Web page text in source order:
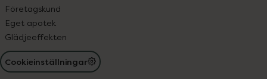
Företagskund
Eget apotek
Glädjeeffekten
Cookieinställningar